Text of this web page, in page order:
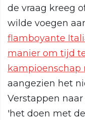
de vraag kreeg
wilde voegen
flamboyante
manier om tijd
kampioenschap
aangezien het
Verstappen
'het doen met